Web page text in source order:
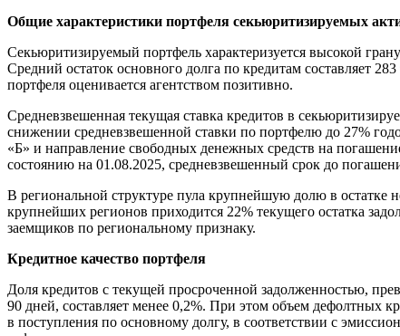
Общие характеристики портфеля секьюритизируемых
Секьюритизируемый портфель характеризуется высокой
Средний остаток основного долга по кредитам составляет
портфеля оценивается агентством позитивно.
Средневзвешенная текущая ставка кредитов в
снижении средневзвешенной ставки по портфелю до 27%
«Б» и направление свободных денежных средств на
состоянию на 01.08.2025, средневзвешенный срок до
В региональной структуре пула крупнейшую долю в
крупнейших регионов приходится 22% текущего остатка
заемщиков по региональному признаку.
Кредитное качество портфеля
Доля кредитов с текущей просроченной задолженностью,
90 дней, составляет менее 0,2%. При этом объем дефолтных
в поступления по основному долгу, в соответствии с